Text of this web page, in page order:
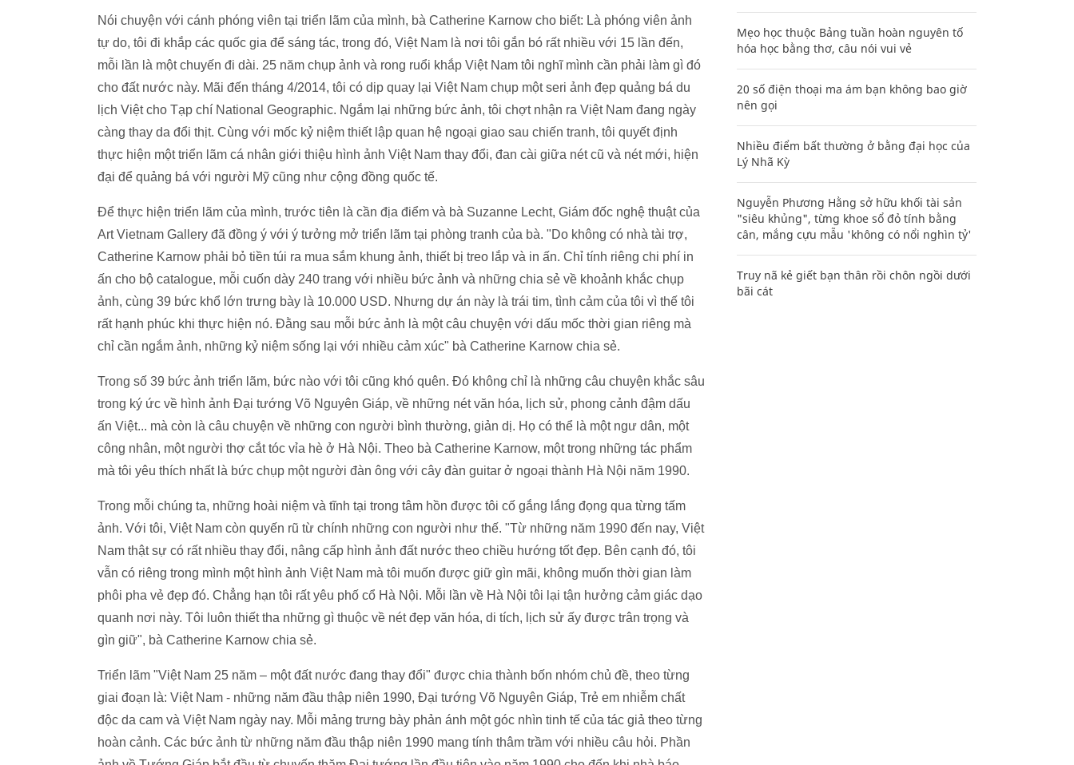
Nói chuyện với cánh phóng viên tại triển lãm của mình, bà Catherine Karnow cho biết: Là phóng viên ảnh
tự do, tôi đi khắp các quốc gia để sáng tác, trong đó, Việt Nam là nơi tôi gắn bó rất nhiều với 15 lần đến,
mỗi lần là một chuyến đi dài. 25 năm chụp ảnh và rong ruổi khắp Việt Nam tôi nghĩ mình cần phải làm gì đó
cho đất nước này. Mãi đến tháng 4/2014, tôi có dịp quay lại Việt Nam chụp một seri ảnh đẹp quảng bá du
lịch Việt cho Tạp chí National Geographic. Ngắm lại những bức ảnh, tôi chợt nhận ra Việt Nam đang ngày
càng thay da đổi thịt. Cùng với mốc kỷ niệm thiết lập quan hệ ngoại giao sau chiến tranh, tôi quyết định
thực hiện một triển lãm cá nhân giới thiệu hình ảnh Việt Nam thay đổi, đan cài giữa nét cũ và nét mới, hiện
đại để quảng bá với người Mỹ cũng như cộng đồng quốc tế.
Để thực hiện triển lãm của mình, trước tiên là cần địa điểm và bà Suzanne Lecht, Giám đốc nghệ thuật của
Art Vietnam Gallery đã đồng ý với ý tưởng mở triển lãm tại phòng tranh của bà. "Do không có nhà tài trợ,
Catherine Karnow phải bỏ tiền túi ra mua sắm khung ảnh, thiết bị treo lắp và in ấn. Chỉ tính riêng chi phí in
ấn cho bộ catalogue, mỗi cuốn dày 240 trang với nhiều bức ảnh và những chia sẻ về khoảnh khắc chụp
ảnh, cùng 39 bức khổ lớn trưng bày là 10.000 USD. Nhưng dự án này là trái tim, tình cảm của tôi vì thế tôi
rất hạnh phúc khi thực hiện nó. Đằng sau mỗi bức ảnh là một câu chuyện với dấu mốc thời gian riêng mà
chỉ cần ngắm ảnh, những kỷ niệm sống lại với nhiều cảm xúc" bà Catherine Karnow chia sẻ.
Trong số 39 bức ảnh triển lãm, bức nào với tôi cũng khó quên. Đó không chỉ là những câu chuyện khắc sâu
trong ký ức về hình ảnh Đại tướng Võ Nguyên Giáp, về những nét văn hóa, lịch sử, phong cảnh đậm dấu
ấn Việt... mà còn là câu chuyện về những con người bình thường, giản dị. Họ có thể là một ngư dân, một
công nhân, một người thợ cắt tóc vỉa hè ở Hà Nội. Theo bà Catherine Karnow, một trong những tác phẩm
mà tôi yêu thích nhất là bức chụp một người đàn ông với cây đàn guitar ở ngoại thành Hà Nội năm 1990.
Trong mỗi chúng ta, những hoài niệm và tĩnh tại trong tâm hồn được tôi cố gắng lắng đọng qua từng tấm
ảnh. Với tôi, Việt Nam còn quyến rũ từ chính những con người như thế. "Từ những năm 1990 đến nay, Việt
Nam thật sự có rất nhiều thay đổi, nâng cấp hình ảnh đất nước theo chiều hướng tốt đẹp. Bên cạnh đó, tôi
vẫn có riêng trong mình một hình ảnh Việt Nam mà tôi muốn được giữ gìn mãi, không muốn thời gian làm
phôi pha vẻ đẹp đó. Chẳng hạn tôi rất yêu phố cổ Hà Nội. Mỗi lần về Hà Nội tôi lại tận hưởng cảm giác dạo
quanh nơi này. Tôi luôn thiết tha những gì thuộc về nét đẹp văn hóa, di tích, lịch sử ấy được trân trọng và
gìn giữ", bà Catherine Karnow chia sẻ.
Triển lãm "Việt Nam 25 năm – một đất nước đang thay đổi" được chia thành bốn nhóm chủ đề, theo từng
giai đoạn là: Việt Nam - những năm đầu thập niên 1990, Đại tướng Võ Nguyên Giáp, Trẻ em nhiễm chất
độc da cam và Việt Nam ngày nay. Mỗi mảng trưng bày phản ánh một góc nhìn tinh tế của tác giả theo từng
hoàn cảnh. Các bức ảnh từ những năm đầu thập niên 1990 mang tính thâm trầm với nhiều câu hỏi. Phần
Mẹo học thuộc Bảng tuần hoàn nguyên tố
hóa học bằng thơ, câu nói vui vẻ
20 số điện thoại ma ám bạn không bao giờ
nên gọi
Nhiều điểm bất thường ở bằng đại học của
Lý Nhã Kỳ
Nguyễn Phương Hằng sở hữu khối tài sản
"siêu khủng", từng khoe sổ đỏ tính bằng
cân, mắng cựu mẫu 'không có nổi nghìn tỷ'
Truy nã kẻ giết bạn thân rồi chôn ngồi dưới
bãi cát